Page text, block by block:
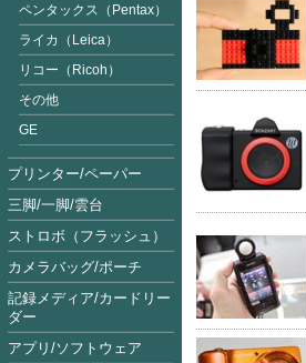
ペンタックス（Pentax）
ライカ（Leica）
リコー（Ricoh）
その他
GE
プリンター/ペーパー
三脚/一脚/雲台
ストロボ（フラッシュ）
カメラバッグ/ポーチ
記録メディア/カードリー
ダー
アプリ/ソフトウェア